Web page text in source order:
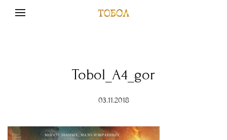
Tobol_A4_gor
03.11.2018